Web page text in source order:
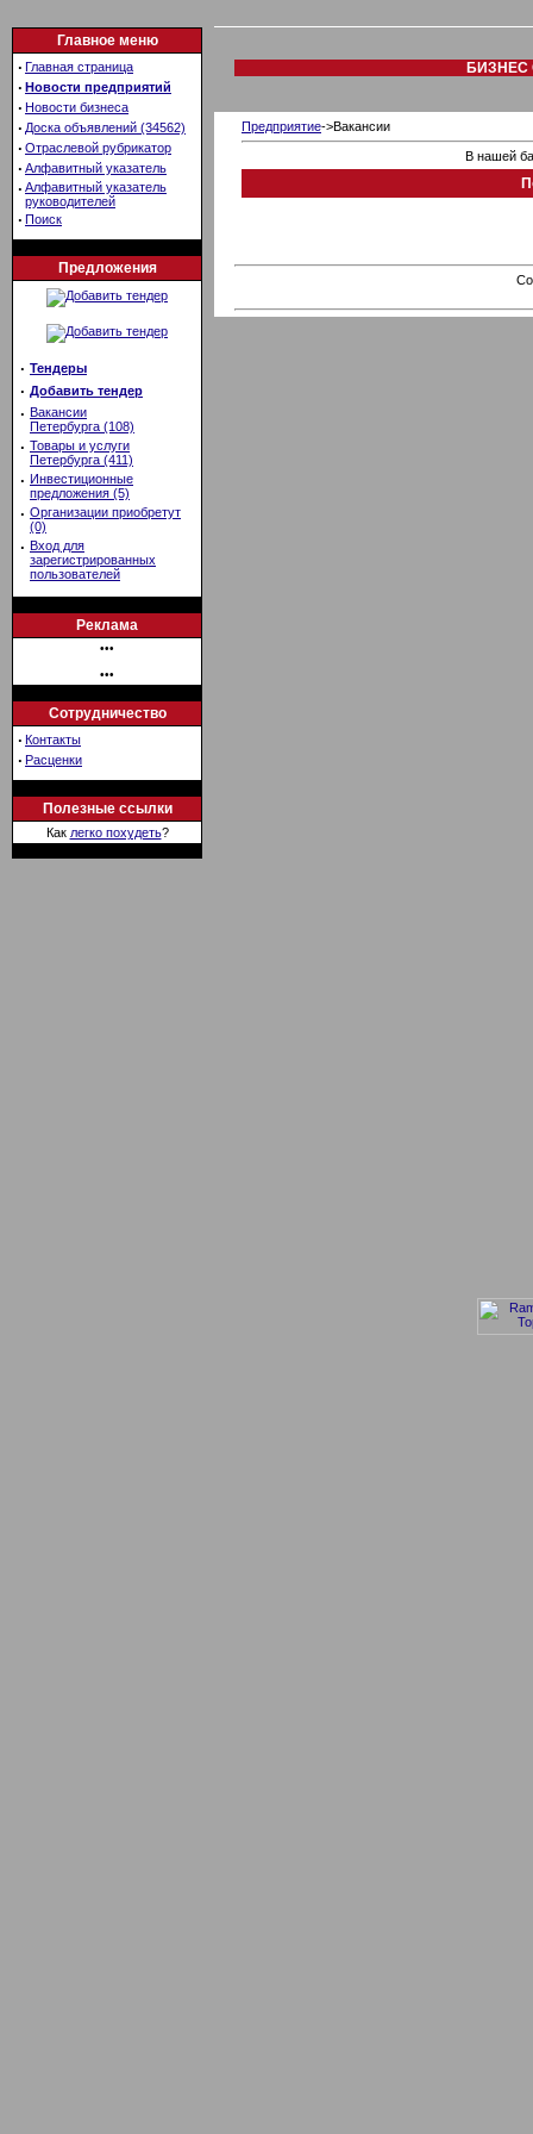
Главное меню
· Главная страница
· Новости предприятий
· Новости бизнеса
· Доска объявлений (34562)
· Отраслевой рубрикатор
· Алфавитный указатель
· Алфавитный указатель
руководителей
· Поиск
Предложения
· Тендеры
· Добавить тендер
· Вакансии
Петербурга (108)
· Товары и услуги
Петербурга (411)
· Инвестиционные
предложения (5)
· Организации приобретут
(0)
· Вход для
зарегистрированных
пользователей
Реклама
•••
•••
Сотрудничество
· Контакты
· Расценки
Полезные ссылки
Как легко похудеть?
БИЗНЕС
Предприятие->Вакансии
В нашей